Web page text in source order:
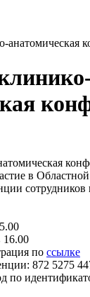
анатомическая
в
16.00
по ссылке
872 5275
по